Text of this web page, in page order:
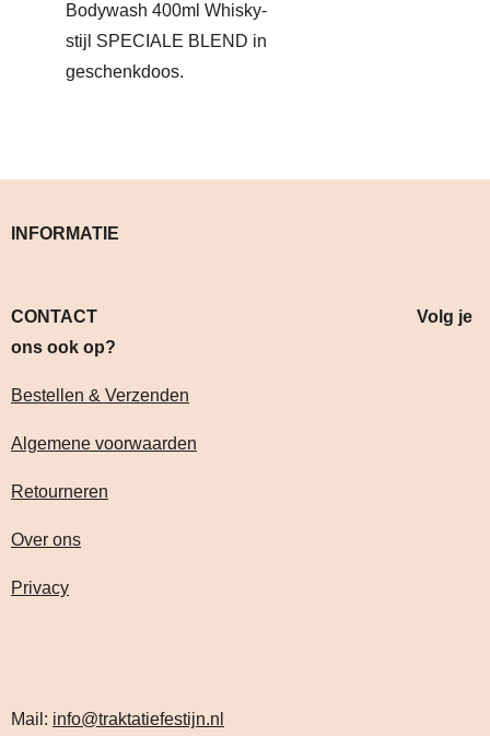
Bodywash 400ml Whisky-
stijl SPECIALE BLEND in
geschenkdoos.
INFORMATIE
CONTACT Volg je
ons ook op?
Bestellen & Verzenden
Algemene voorwaarden
Retourneren
Over ons
Privacy
Mail: info@traktatiefestijn.nl